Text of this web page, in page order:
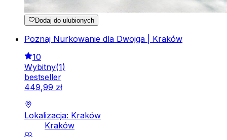
Dodaj do ulubionych
Poznaj Nurkowanie dla Dwojga | Kraków
10
Wybitny(1)
bestseller
449,99 zł
Lokalizacja: Kraków
Kraków